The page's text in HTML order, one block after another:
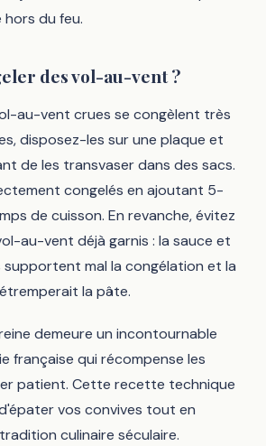
du feu.
des vol-au-vent ?
au-vent crues se congèlent très
disposez-les sur une plaque et
de les transvaser dans des sacs.
congelés en ajoutant 5-
de cuisson. En revanche, évitez
au-vent déjà garnis : la sauce et
supportent mal la congélation et la
la pâte.
demeure un incontournable
française qui récompense les
patient. Cette recette technique
vos convives tout en
culinaire séculaire.